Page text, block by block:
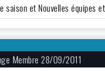
saison et Nouvelles équipes
Membre 28/09/2011